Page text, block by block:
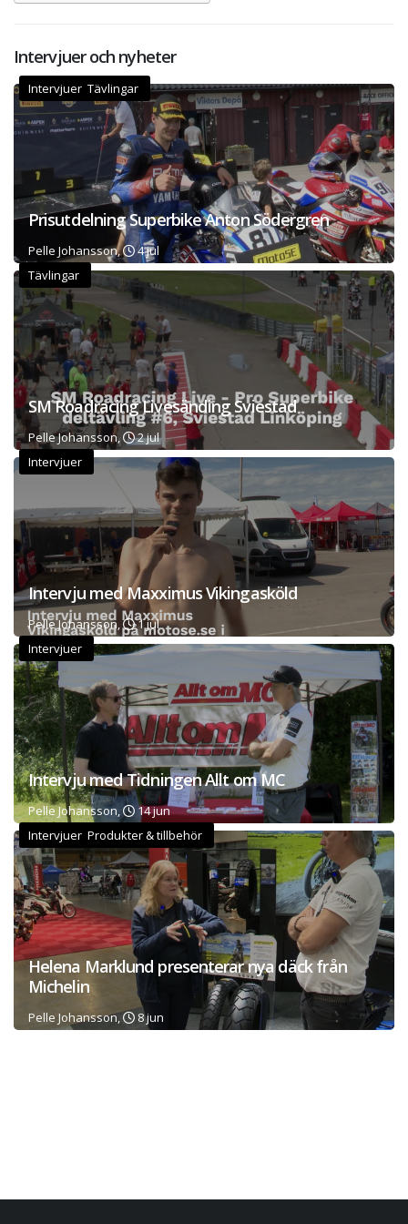
Intervjuer och nyheter
Intervjuer Tävlingar
Prisutdelning Superbike Anton Södergren
Pelle Johansson,
4 jul
Tävlingar
SM Roadracing Livesänding Sviestad
Pelle Johansson,
2 jul
Intervjuer
Intervju med Maxximus Vikingasköld
Pelle Johansson,
1 jul
Intervjuer
Intervju med Tidningen Allt om MC
Pelle Johansson,
14 jun
Intervjuer Produkter & tillbehör
Helena Marklund presenterar nya däck från
Michelin
Pelle Johansson, 8 jun